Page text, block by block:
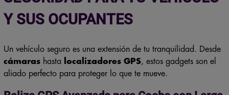
Y SUS OCUPANTES
cámarashastalocalizadores GPS, estos gadgets son el
aliado perfecto para proteger lo que te mueve.